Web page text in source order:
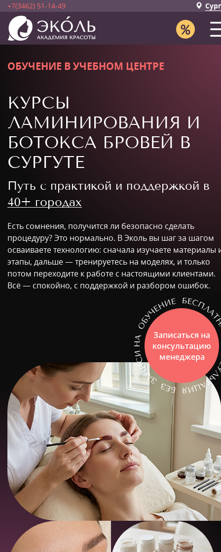
+7(3462) 51-14-49
ОБУЧЕНИЕ В УЧЕБНОМ ЦЕНТРЕ
КУРСЫ
ЛАМИНИРОВАНИЯ И
БОТОКСА БРОВЕЙ В
СУРГУТЕ
Путь с практикой и поддержкой в
40+ городах
Есть сомнения, получится ли безопасно сделать
процедуру? Это нормально. В Эколь вы шаг за шагом
осваиваете технологию: сначала изучаете материалы
этапы, дальше — тренируетесь на моделях, и только
потом переходите к работе с настоящими клиентами.
Всё — спокойно, с поддержкой и разбором ошибок.
Записаться на
консультацию
менеджера